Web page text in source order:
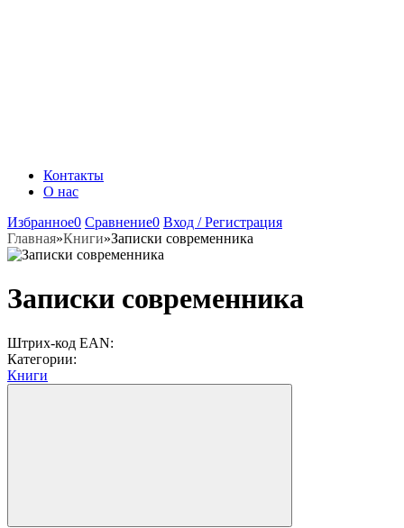
Контакты
О нас
Избранное0 Сравнение0 Вход / Регистрация
Главная»Книги»Записки современника
Записки современника
Штрих-код EAN:
Категории:
Книги